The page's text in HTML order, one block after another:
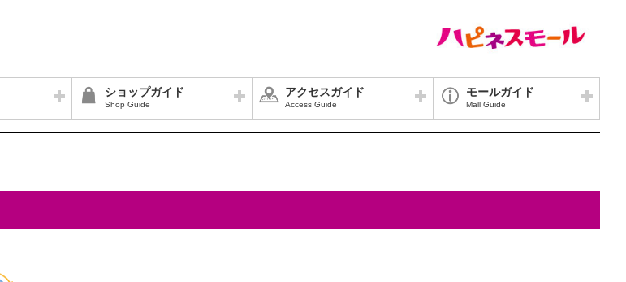
ショップガイド
Shop Guide
アクセスガイド
Access Guide
モールガイド
Mall Guide